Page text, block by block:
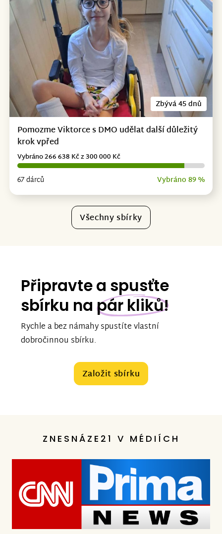
Zbývá 45 dnů
Pomozme Viktorce s DMO udělat další důležitý
krok vpřed
67 dárců Vybráno 89 %
Vybráno 266 638 Kč z 300 000 Kč
Všechny sbírky
Připravte a spusťte
sbírku na pár kliků!
Rychle a bez námahy spustíte vlastní
dobročinnou sbírku.
Založit sbírku
ZNESNÁZE21 V MÉDIÍCH